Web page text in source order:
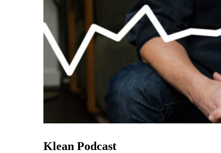
Klean Podcast